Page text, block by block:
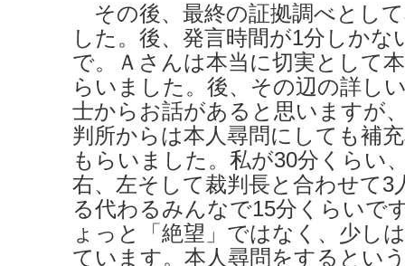
その後、最終の証拠調べとし
した。後、発言時間が1分しか
で。Ａさんは本当に切実として
らいました。後、その辺の詳し
士からお話があると思いますが
判所からは本人尋問にしても補
もらいました。私が30分くらい
右、左そして裁判長と合わせて3
る代わるみんなで15分くらいで
ょっと「絶望」ではなく、少し
ています。本人尋問をするとい